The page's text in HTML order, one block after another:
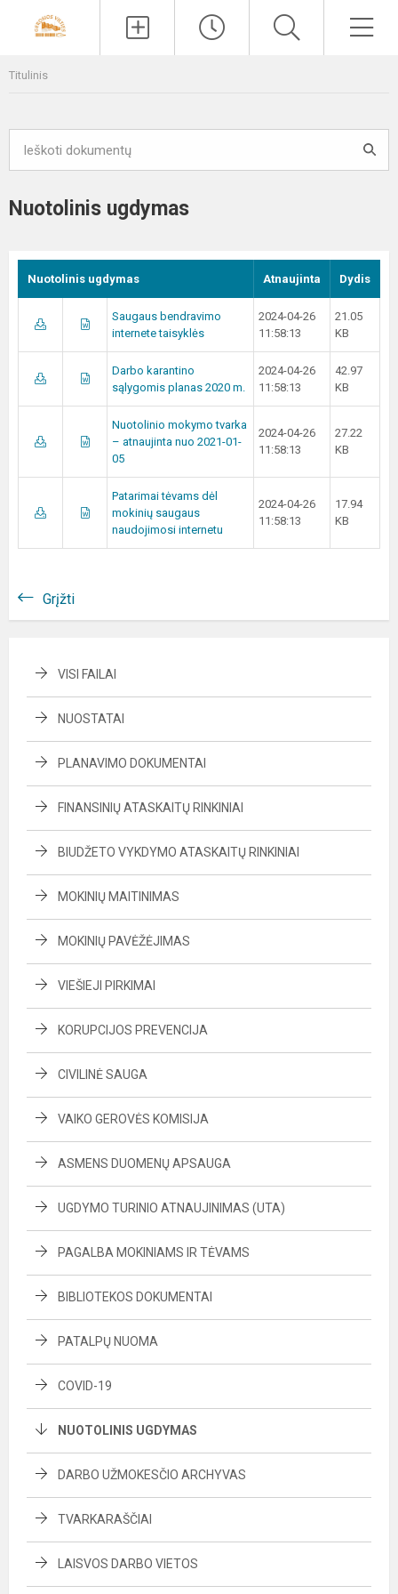
Titulinis
Nuotolinis ugdymas
Nuotolinis ugdymas Atnaujinta Dydis
Saugaus bendravimo
internete taisyklės
2024-04-26
11:58:13
21.05
KB
Darbo karantino
sąlygomis planas 2020 m.
2024-04-26
11:58:13
42.97
KB
Nuotolinio mokymo tvarka
– atnaujinta nuo 2021-01-
05
2024-04-26
11:58:13
27.22
KB
Patarimai tėvams dėl
mokinių saugaus
naudojimosi internetu
2024-04-26
11:58:13
17.94
KB
Grįžti
VISI FAILAI
NUOSTATAI
PLANAVIMO DOKUMENTAI
FINANSINIŲ ATASKAITŲ RINKINIAI
BIUDŽETO VYKDYMO ATASKAITŲ RINKINIAI
MOKINIŲ MAITINIMAS
MOKINIŲ PAVĖŽĖJIMAS
VIEŠIEJI PIRKIMAI
KORUPCIJOS PREVENCIJA
CIVILINĖ SAUGA
VAIKO GEROVĖS KOMISIJA
ASMENS DUOMENŲ APSAUGA
UGDYMO TURINIO ATNAUJINIMAS (UTA)
PAGALBA MOKINIAMS IR TĖVAMS
BIBLIOTEKOS DOKUMENTAI
PATALPŲ NUOMA
COVID-19
NUOTOLINIS UGDYMAS
DARBO UŽMOKESČIO ARCHYVAS
TVARKARAŠČIAI
LAISVOS DARBO VIETOS